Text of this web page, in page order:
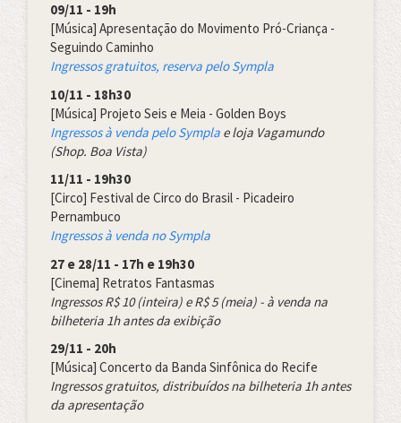
09/11 - 19h
[Música] Apresentação do Movimento Pró-Criança -
Seguindo Caminho
Ingressos gratuitos, reserva pelo Sympla
10/11 - 18h30
[Música] Projeto Seis e Meia - Golden Boys
Ingressos à venda pelo Sympla e loja Vagamundo
(Shop. Boa Vista)
11/11 - 19h30
[Circo] Festival de Circo do Brasil - Picadeiro
Pernambuco
Ingressos à venda no Sympla
27 e 28/11 - 17h e 19h30
[Cinema] Retratos Fantasmas
Ingressos R$ 10 (inteira) e R$ 5 (meia) - à venda na
bilheteria 1h antes da exibição
29/11 - 20h
[Música] Concerto da Banda Sinfônica do Recife
Ingressos gratuitos, distribuídos na bilheteria 1h antes
da apresentação